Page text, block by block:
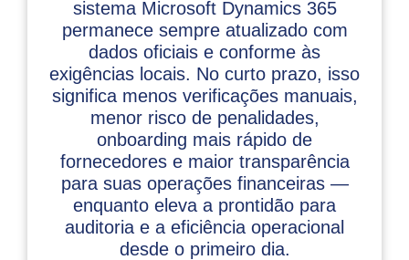
sistema Microsoft Dynamics 365
permanece sempre atualizado com
dados oficiais e conforme às
exigências locais. No curto prazo, isso
significa menos verificações manuais,
menor risco de penalidades,
onboarding mais rápido de
fornecedores e maior transparência
para suas operações financeiras —
enquanto eleva a prontidão para
auditoria e a eficiência operacional
desde o primeiro dia.